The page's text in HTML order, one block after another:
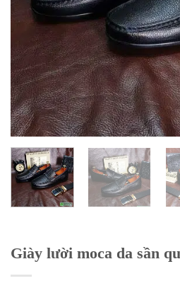
Giày lười moca da sần